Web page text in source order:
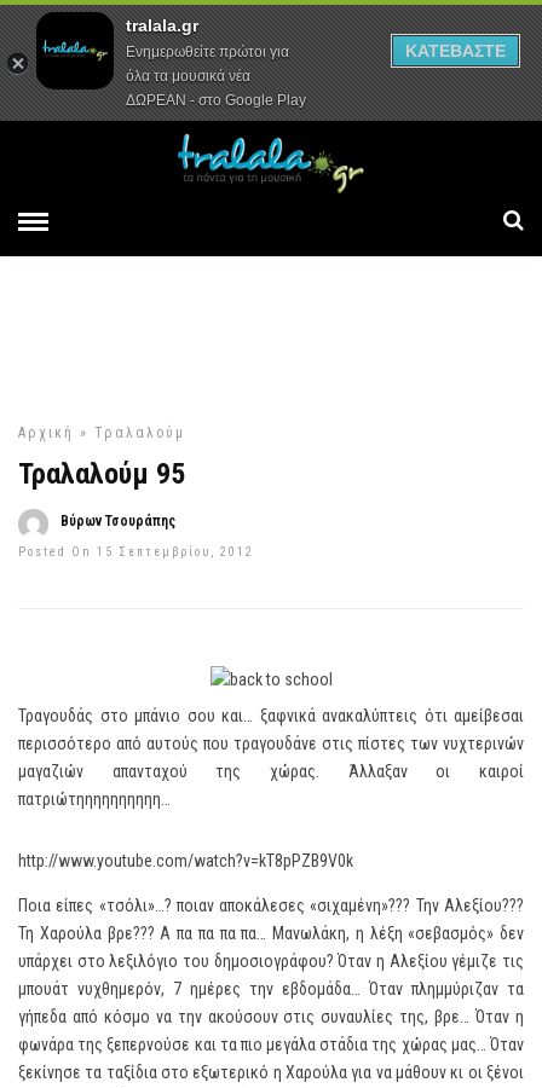
Αρχική Συνεντεύξεις Ρεπορτάζ
Αρχική » Τραλαλούμ
Τραλαλούμ 95
Βύρων Τσουράπης
Posted On 15 Σεπτεμβρίου, 2012
Τραγουδάς στο μπάνιο σου και… ξαφνικά ανακαλύπτεις ότι αμείβεσαι
περισσότερο από αυτούς που τραγουδάνε στις πίστες των νυχτερινών
μαγαζιών απανταχού της χώρας. Άλλαξαν οι καιροί
πατριώτηηηηηηηηηη…
http://www.youtube.com/watch?v=kT8pPZB9V0k
Ποια είπες «τσόλι»…? ποιαν αποκάλεσες «σιχαμένη»??? Την Αλεξίου???
Τη Χαρούλα βρε??? Α πα πα πα πα… Μανωλάκη, η λέξη «σεβασμός» δεν
υπάρχει στο λεξιλόγιο του δημοσιογράφου? Όταν η Αλεξίου γέμιζε τις
μπουάτ νυχθημερόν, 7 ημέρες την εβδομάδα… Όταν πλημμύριζαν τα
γήπεδα από κόσμο να την ακούσουν στις συναυλίες της, βρε… Όταν η
φωνάρα της ξεπερνούσε και τα πιο μεγάλα στάδια της χώρας μας… Όταν
ξεκίνησε τα ταξίδια στο εξωτερικό η Χαρούλα για να μάθουν κι οι ξένοι
tralala.gr
Ενημερωθείτε πρώτοι για
όλα τα μουσικά νέα
ΔΩΡΕΑΝ - στο Google Play
ΚΑΤΕΒΑΣΤΕ